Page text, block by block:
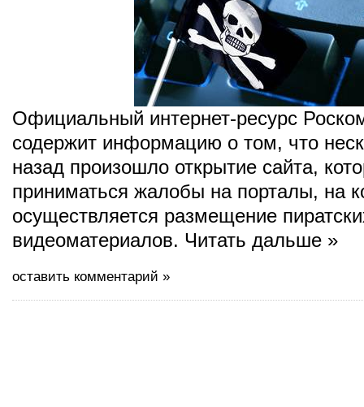
Официальный интернет-ресурс
содержит информацию о том, что
назад произошло открытие сайта,
приниматься жалобы на порталы, на
осуществляется размещение
видеоматериалов. Читать дальше »
оставить комментарий »